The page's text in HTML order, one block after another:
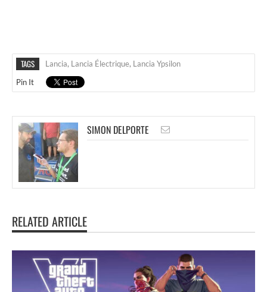
TAGS Lancia, Lancia Électrique, Lancia Ypsilon
Pin It
SIMON DELPORTE
RELATED ARTICLE